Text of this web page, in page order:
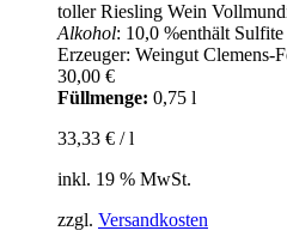
Menge
toller Riesling Wein
Alkohol: 10,0 %enthält Sulfite
Erzeuger: Weingut Clemens-
30,00 €
Füllmenge: 0,75 l
33,33 € /l
inkl. 19 % MwSt.
zzgl. Versandkosten